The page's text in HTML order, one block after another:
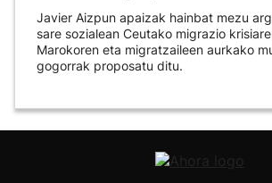
Javier Aizpun apaizak hainbat mezu
sare sozialean Ceutako migrazio
Marokoren eta migratzaileen aurkako
gogorrak proposatu ditu.